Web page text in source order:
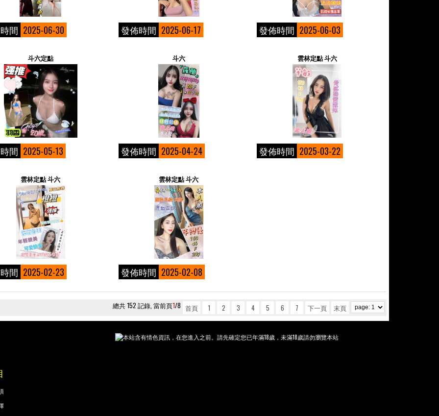
間 2025-06-30 發佈時間 2025-06-17 發佈時間 2025-06-03
斗六定點
間 2025-05-13
斗六
發佈時間 2025-04-24
雲林定點 斗六
發佈時間 2025-03-22
雲林定點 斗六
間 2025-02-23
雲林定點 斗六
發佈時間 2025-02-08
總共 152 記錄, 當前頁1/8 首頁 1 2 3 4 5 6 7 下一頁 末頁
本站含有情色資訊，在您進入之前。請先確定您已年滿18歲，未滿18歲請勿瀏覽本站